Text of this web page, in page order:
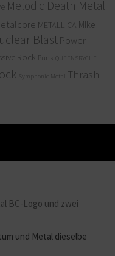
Melodic Death Metal
METALLICA MIke
BlastPower
Rock Punk QUEENSRYCHE
Symphonic Metal
Thrash
und Metal dieselbe